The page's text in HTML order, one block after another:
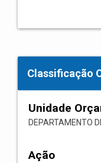
Classificação
Unidade
DEPARTAMENTO
Ação